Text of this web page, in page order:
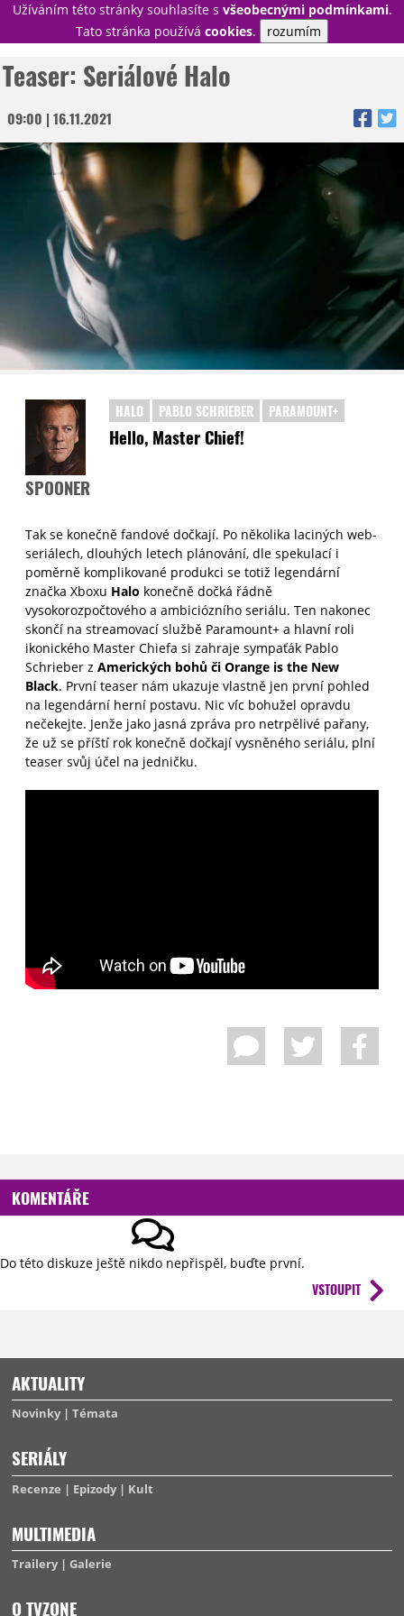
Užíváním této stránky souhlasíte s všeobecnými podmínkami.
Tato stránka používá cookies. rozumím
PŘIHLÁSIT
NOVINKY
TÉMATA
RECENZE
EPIZODY
KULT
TRAILERY
GALERIE
DISKUZE
STATISTIKY
TIRÁŽ
Teaser: Seriálové Halo
09:00 | 16.11.2021
SPOONER
HALO PABLO SCHRIEBER PARAMOUNT+
Hello, Master Chief!
Tak se konečně fandové dočkají. Po několika laciných web-
seriálech, dlouhých letech plánování, dle spekulací i
poměrně komplikované produkci se totiž legendární
značka Xboxu Halo konečně dočká řádně
vysokorozpočtového a ambiciózního seriálu. Ten nakonec
skončí na streamovací službě Paramount+ a hlavní roli
ikonického Master Chiefa si zahraje sympaťák Pablo
Schrieber z Amerických bohů či Orange is the New
Black. První teaser nám ukazuje vlastně jen první pohled
na legendární herní postavu. Nic víc bohužel opravdu
nečekejte. Jenže jako jasná zpráva pro netrpělivé pařany,
že už se příští rok konečně dočkají vysněného seriálu, plní
teaser svůj účel na jedničku.
KOMENTÁŘE
Do této diskuze ještě nikdo nepřispěl, buďte první.
VSTOUPIT
AKTUALITY
Novinky Témata
SERIÁLY
Recenze Epizody Kult
MULTIMEDIA
Trailery Galerie
O TVZONE